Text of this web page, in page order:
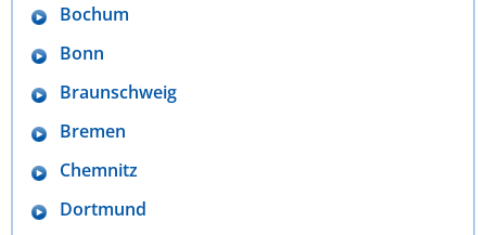
Bochum
Bonn
Braunschweig
Bremen
Chemnitz
Dortmund